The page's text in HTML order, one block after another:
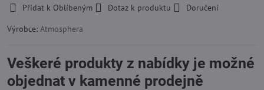
Přidat k Oblíbeným
Dotaz k produktu
Doručení
Výrobce: Atmosphera
Veškeré produkty z nabídky je možné
objednat v kamenné prodejně